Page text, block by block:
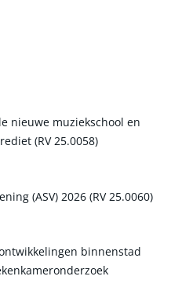
nieuwe muziekschool en
(RV 25.0058)
(ASV) 2026 (RV 25.0060)
binnenstad